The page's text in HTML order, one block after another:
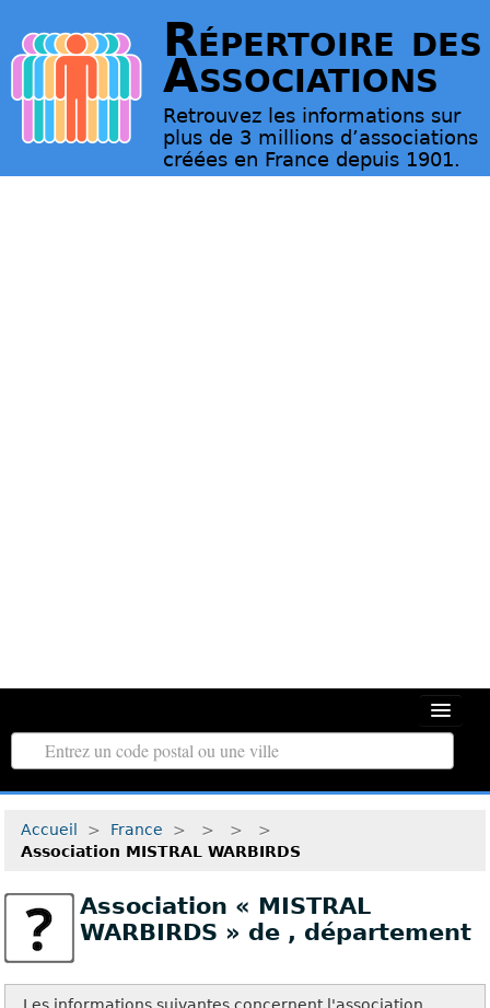
Répertoire des
Associations
Retrouvez les informations sur
plus de 3 millions d’associations
créées en France depuis 1901.
Toutes les régions
Tous les départements
Le répertoire des associations
Contact
Accueil > France > > >
>
Association MISTRAL WARBIRDS
Association « MISTRAL
WARBIRDS » de , département